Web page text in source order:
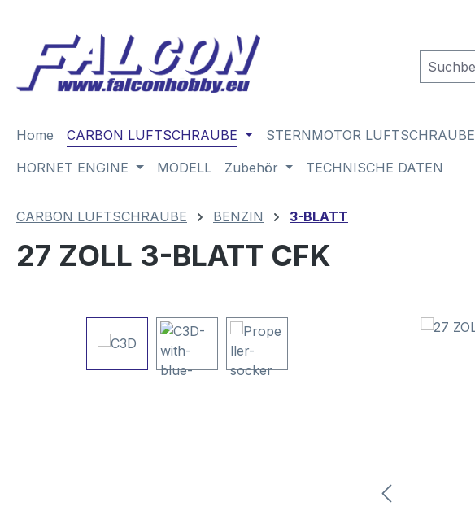
Home CARBON LUFTSCHRAUBE STERNMOTOR LUFTSCHRAUBE
HORNET ENGINE
MODELL Zubehör TECHNISCHE DATEN
CARBON LUFTSCHRAUBE BENZIN 3-BLATT
27 ZOLL 3-BLATT CFK
Bildergalerie überspringen